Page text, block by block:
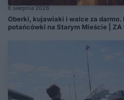
6 sierpnia 2026
Oberki, kujawiaki i walce za darmo.
potańcówki na Starym Mieście | ZA